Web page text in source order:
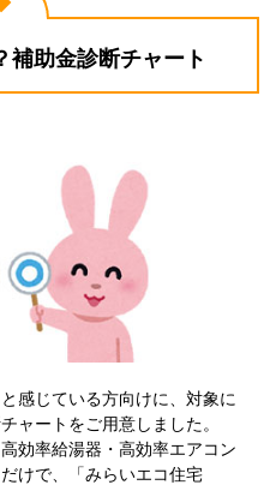
補助金診断チャート
感じている方向けに、対象に
ャートをご用意しました。
効率給湯器・高効率エアコン
けで、「みらいエコ住宅